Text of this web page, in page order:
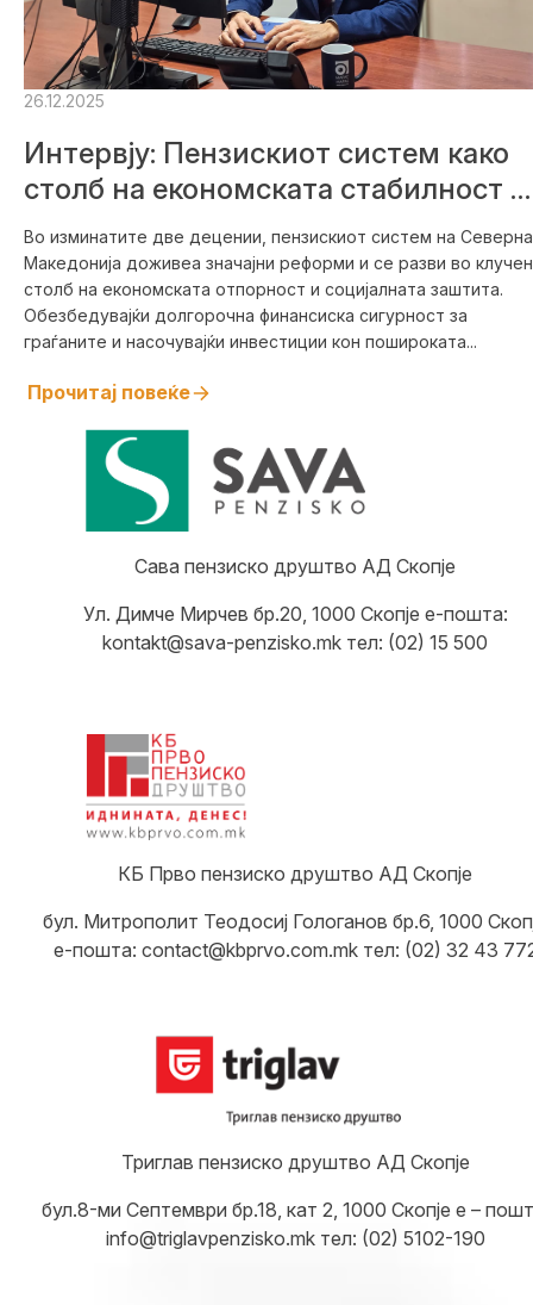
26.12.2025
Интервју: Пензискиот систем како
столб на економската стабилност и
социјалната сигурност
Во изминатите две децении, пензискиот систем на Северна
Македонија доживеа значајни реформи и се разви во клучен
столб на економската отпорност и социјалната заштита.
Обезбедувајќи долгорочна финансиска сигурност за
граѓаните и насочувајќи инвестиции кон пошироката...
Прочитај повеќе
Сава пензиско друштво АД Скопје
Ул. Димче Мирчев бр.20, 1000 Скопје е-пошта:
kontakt@sava-penzisko.mk тел: (02) 15 500
КБ Прво пензиско друштво АД Скопје
бул. Митрополит Теодосиј Гологанов бр.6, 1000
е-пошта: contact@kbprvo.com.mk тел: (02) 32 43
Триглав пензиско друштво АД Скопје
бул.8-ми Септември бр.18, кат 2, 1000 Скопје е –
info@triglavpenzisko.mk тел: (02) 5102-190